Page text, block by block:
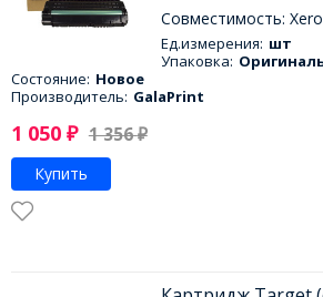
Совместимость:
Ед.измерения: шт
Упаковка:
Состояние: Новое
Производитель: GalaPrint
1 050 ₽ 1 356₽
Купить